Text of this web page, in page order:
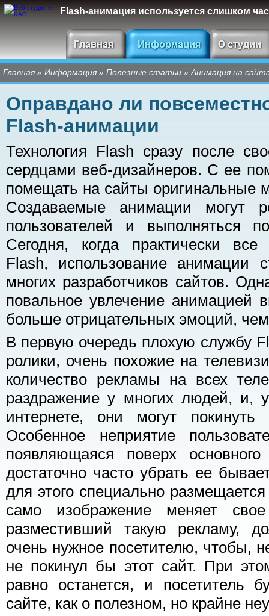
Flash-анимация используется слишком
Главная » Информация » Полезные статьи » Анимация на
Оправдано ли
Flash-анимации
Технология Flash сразу после
сердцами веб-дизайнеров. С ее
помещать на сайты оригинальные
Создаваемые анимации могут
пользователей и выполняться
Сегодня, когда практически
Flash, использование анимации
многих разработчиков сайтов.
повальное увлечение анимацией
больше отрицательных эмоций,
В первую очередь плохую службу
ролики, очень похожие на
количество рекламы на всех
раздражение у многих людей, и,
интернете, они могут
Особенное неприятие
появляющаяся поверх
достаточно часто убрать ее
для этого специально
само изображение меняет
разместивший такую рекламу,
очень нужное посетителю, чтобы,
не покинул бы этот сайт. При
равно останется, и посетитель
сайте, как о полезном, но крайне